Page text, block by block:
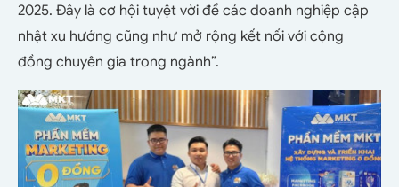
2025. Đây là cơ hội tuyệt vời để các doanh nghiệp cập
nhật xu hướng cũng như mở rộng kết nối với cộng
đồng chuyên gia trong ngành”.